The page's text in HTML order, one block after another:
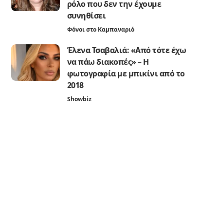
ρόλο που δεν την έχουμε
συνηθίσει
Φόνοι στο Καμπαναριό
Έλενα Τσαβαλιά: «Από τότε έχω
να πάω διακοπές» – Η
φωτογραφία με μπικίνι από το
2018
Showbiz